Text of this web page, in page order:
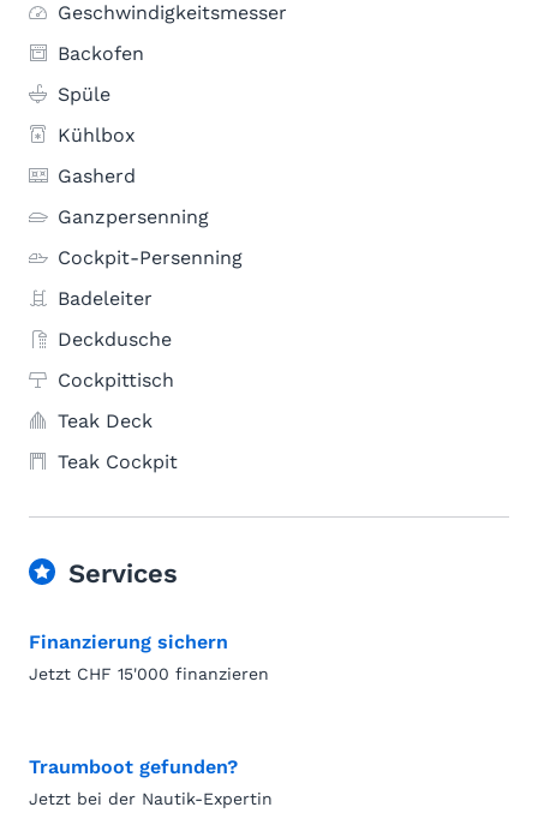
Geschwindigkeitsmesser
Backofen
Spüle
Kühlbox
Gasherd
Ganzpersenning
Cockpit-Persenning
Badeleiter
Deckdusche
Cockpittisch
Teak Deck
Teak Cockpit
Services
Finanzierung sichern
Jetzt CHF 15'000 finanzieren
Traumboot gefunden?
Jetzt bei der Nautik-Expertin